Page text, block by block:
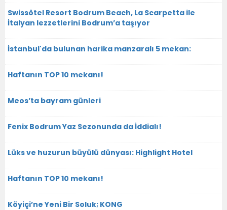
Swissôtel Resort Bodrum Beach, La Scarpetta ile
İtalyan lezzetlerini Bodrum’a taşıyor
İstanbul'da bulunan harika manzaralı 5 mekan:
Haftanın TOP 10 mekanı!
Meos’ta bayram günleri
Fenix Bodrum Yaz Sezonunda da İddialı!
Lüks ve huzurun büyülü dünyası: Highlight Hotel
Haftanın TOP 10 mekanı!
Köyiçi’ne Yeni Bir Soluk; KONG